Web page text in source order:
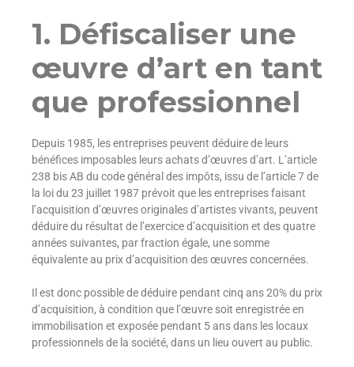
1. Défiscaliser une
œuvre d’art en tant
que professionnel
​Depuis 1985, les entreprises peuvent déduire de leurs
bénéfices imposables leurs achats d’œuvres d’art. L’article
238 bis AB du code général des impôts, issu de l’article 7 de
la loi du 23 juillet 1987 prévoit que les entreprises faisant
l’acquisition d’œuvres originales d’artistes vivants, peuvent
déduire du résultat de l’exercice d’acquisition et des quatre
années suivantes, par fraction égale, une somme
équivalente au prix d’acquisition des œuvres concernées.
Il est donc possible de déduire pendant cinq ans 20% du prix
d’acquisition, à condition que l’œuvre soit enregistrée en
immobilisation et exposée pendant 5 ans dans les locaux
professionnels de la société, dans un lieu ouvert au public.